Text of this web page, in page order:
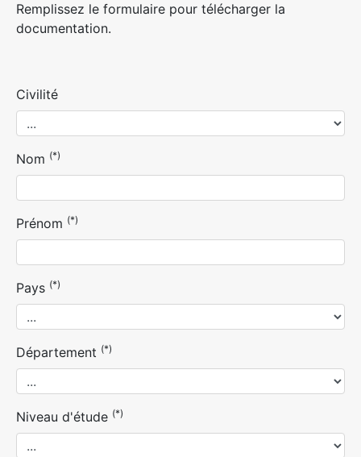
Remplissez le formulaire pour télécharger la
documentation.
Civilité
Nom (*)
Prénom (*)
Pays (*)
Département (*)
Niveau d'étude (*)